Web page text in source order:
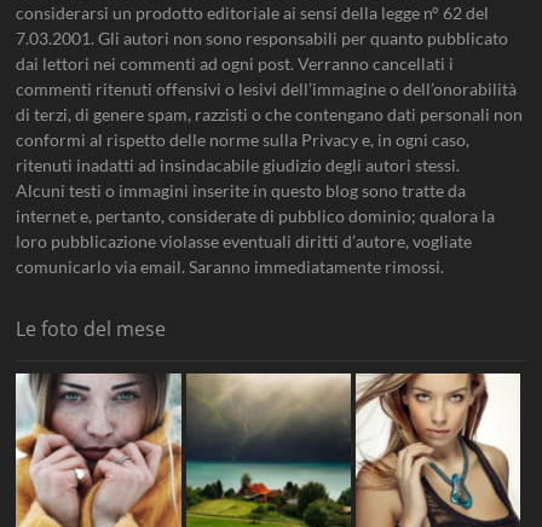
considerarsi un prodotto editoriale ai sensi della legge n° 62 del
7.03.2001. Gli autori non sono responsabili per quanto pubblicato
dai lettori nei commenti ad ogni post. Verranno cancellati i
commenti ritenuti offensivi o lesivi dell’immagine o dell’onorabilità
di terzi, di genere spam, razzisti o che contengano dati personali non
conformi al rispetto delle norme sulla Privacy e, in ogni caso,
ritenuti inadatti ad insindacabile giudizio degli autori stessi.
Alcuni testi o immagini inserite in questo blog sono tratte da
internet e, pertanto, considerate di pubblico dominio; qualora la
loro pubblicazione violasse eventuali diritti d’autore, vogliate
comunicarlo via email. Saranno immediatamente rimossi.
Le foto del mese